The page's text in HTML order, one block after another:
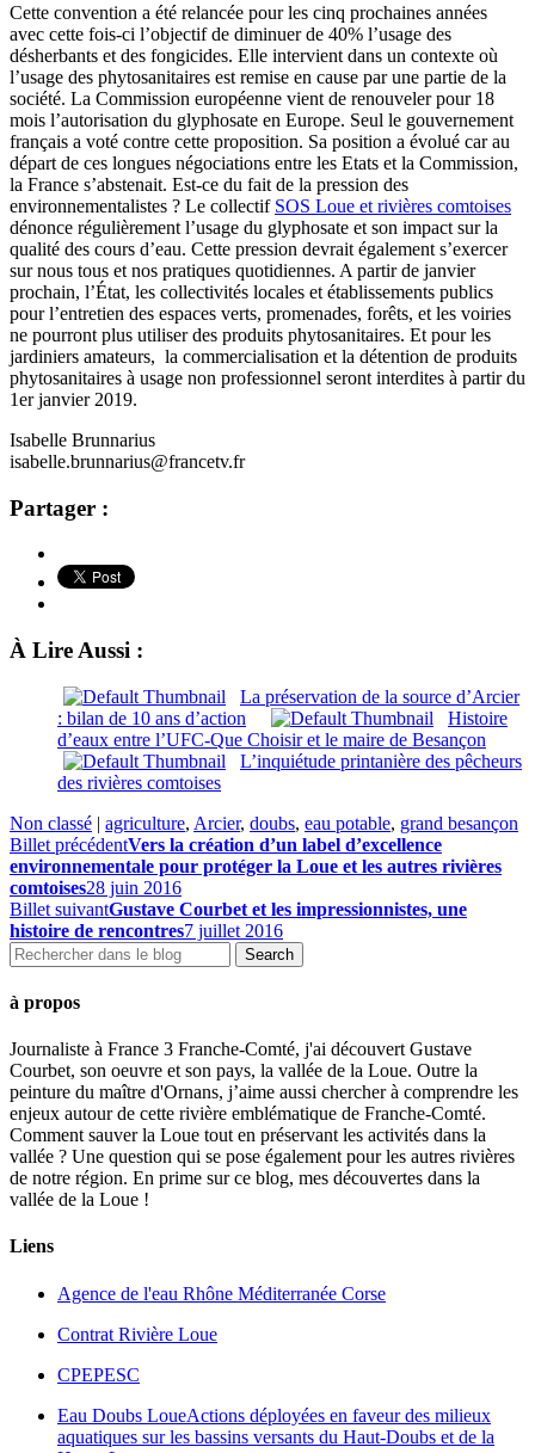
Cette convention a été relancée pour les cinq prochaines années
avec cette fois-ci l’objectif de diminuer de 40% l’usage des
désherbants et des fongicides. Elle intervient dans un contexte où
l’usage des phytosanitaires est remise en cause par une partie de la
société. La Commission européenne vient de renouveler pour 18
mois l’autorisation du glyphosate en Europe. Seul le gouvernement
français a voté contre cette proposition. Sa position a évolué car au
départ de ces longues négociations entre les Etats et la Commission,
la France s’abstenait. Est-ce du fait de la pression des
environnementalistes ? Le collectif SOS Loue et rivières comtoises
dénonce régulièrement l’usage du glyphosate et son impact sur la
qualité des cours d’eau. Cette pression devrait également s’exercer
sur nous tous et nos pratiques quotidiennes. A partir de janvier
prochain, l’État, les collectivités locales et établissements publics
pour l’entretien des espaces verts, promenades, forêts, et les voiries
ne pourront plus utiliser des produits phytosanitaires. Et pour les
jardiniers amateurs, la commercialisation et la détention de produits
phytosanitaires à usage non professionnel seront interdites à partir du
1er janvier 2019.
Isabelle Brunnarius
isabelle.brunnarius@francetv.fr
Partager :
À Lire Aussi :
La préservation de la source d’Arcier
: bilan de 10 ans d’action
Histoire
d’eaux entre l’UFC-Que Choisir et le maire de Besançon
L’inquiétude printanière des pêcheurs
des rivières comtoises
Non classé | agriculture, Arcier, doubs, eau potable, grand besançon
Billet précédentVers la création d’un label d’excellence
environnementale pour protéger la Loue et les autres rivières
comtoises28 juin 2016
Billet suivantGustave Courbet et les impressionnistes, une
histoire de rencontres7 juillet 2016
à propos
Journaliste à France 3 Franche-Comté, j'ai découvert Gustave
Courbet, son oeuvre et son pays, la vallée de la Loue. Outre la
peinture du maître d'Ornans, j’aime aussi chercher à comprendre les
enjeux autour de cette rivière emblématique de Franche-Comté.
Comment sauver la Loue tout en préservant les activités dans la
vallée ? Une question qui se pose également pour les autres rivières
de notre région. En prime sur ce blog, mes découvertes dans la
vallée de la Loue !
Liens
Agence de l'eau Rhône Méditerranée Corse
Contrat Rivière Loue
CPEPESC
Eau Doubs LoueActions déployées en faveur des milieux
aquatiques sur les bassins versants du Haut-Doubs et de la